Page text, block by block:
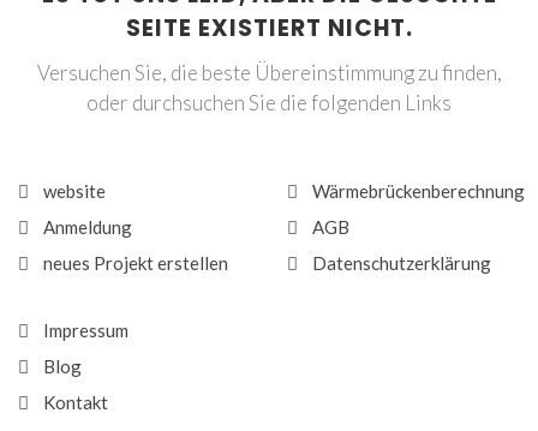
SEITE EXISTIERT NICHT.
Versuchen Sie, die beste Übereinstimmung zu finden,
oder durchsuchen Sie die folgenden Links
website
Anmeldung
neues Projekt erstellen
Wärmebrückenberechnung
AGB
Datenschutzerklärung
Impressum
Blog
Kontakt